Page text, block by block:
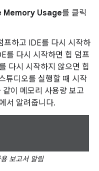
Memory Usage를 클릭
하고 IDE를 다시 시작하
를 다시 시작하면 힙 덤프
다시 시작하지 않으면 힙
튜디오를 실행할 때 시작
이 메모리 사용량 보고
서 알려줍니다.
보고서 알림